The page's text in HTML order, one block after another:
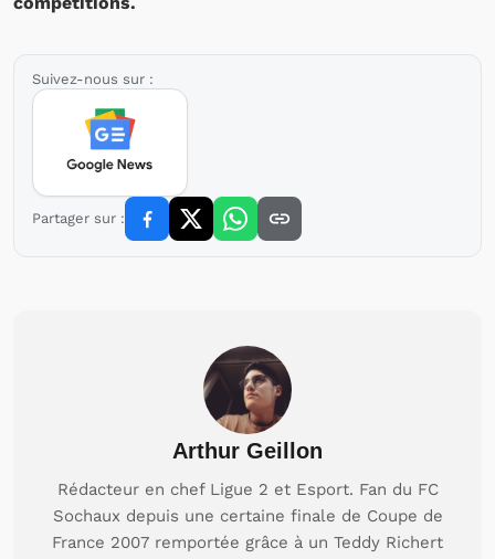
Suivez-nous sur :
Partager sur :
Arthur Geillon
Rédacteur en chef Ligue 2 et Esport. Fan du FC
Sochaux depuis une certaine finale de Coupe de
France 2007 remportée grâce à un Teddy Richert